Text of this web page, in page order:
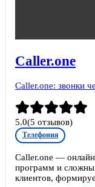
Caller.one
Caller.one: звонки
5.0(5 отзывов)
Телефония
Caller.one —
программ и
клиентов,